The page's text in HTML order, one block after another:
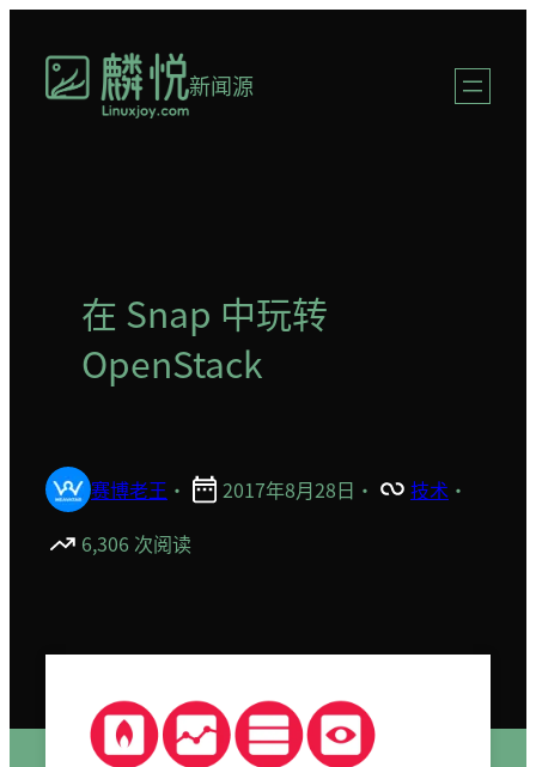
新闻源
在 Snap 中玩转
OpenStack
赛博老王 · 2017年8月28日 · 技术 ·
6,306 次阅读